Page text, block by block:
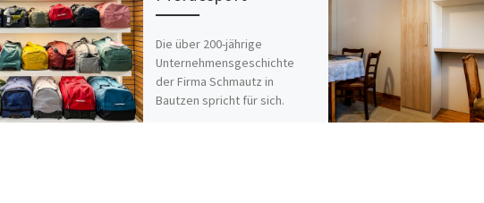
Die über 200-jährige
Unternehmensgeschichte
der Firma Schmautz in
Bautzen spricht für sich.